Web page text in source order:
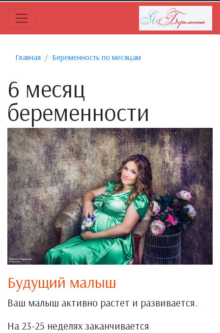
Главная Беременность по месяцам
6 месяц
беременности
Будущий малыш
Ваш малыш активно растет и развивается.
На 23-25 неделях заканчивается